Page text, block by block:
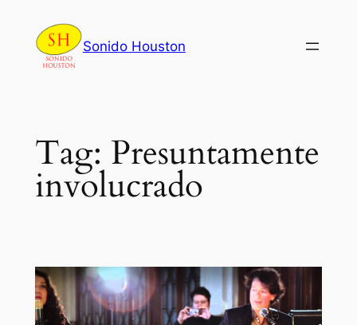
content
Sonido Houston
Tag: Presuntamente
involucrado